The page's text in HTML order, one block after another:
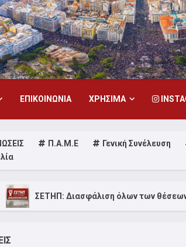
ΕΠΙΚΟΙΝΩΝΙΑ ΧΡΗΣΙΜΑ
Π.Α.Μ.Ε Γενική Συνέλευση
όλων των θέσεων εργασίας στην